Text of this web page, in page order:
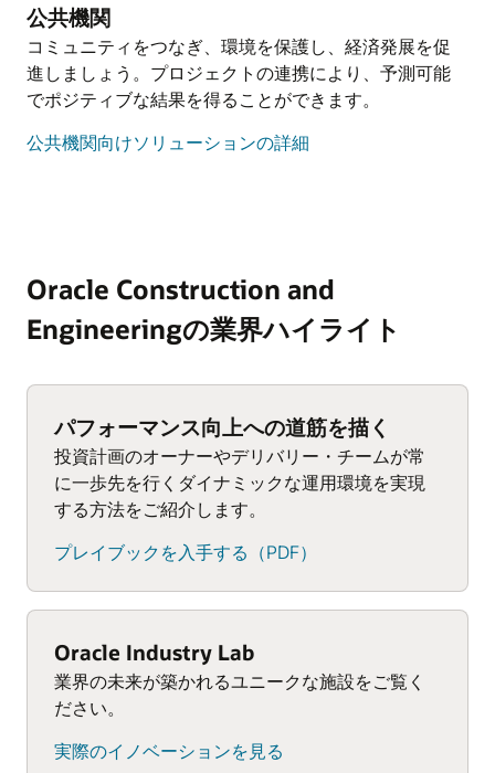
公共機関
コミュニティをつなぎ、環境を保護し、経済発展を促
進しましょう。プロジェクトの連携により、予測可能
でポジティブな結果を得ることができます。
公共機関向けソリューションの詳細
Oracle Construction and
Engineeringの業界ハイライト
パフォーマンス向上への道筋を描く
投資計画のオーナーやデリバリー・チームが常
に一歩先を行くダイナミックな運用環境を実現
する方法をご紹介します。
プレイブックを入手する（PDF）
Oracle Industry Lab
業界の未来が築かれるユニークな施設をご覧く
ださい。
実際のイノベーションを見る